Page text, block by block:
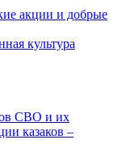
акции и добрые
культура
СВО и их
казаков –